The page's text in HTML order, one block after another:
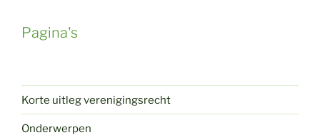
Pagina's
Korte uitleg verenigingsrecht
Onderwerpen